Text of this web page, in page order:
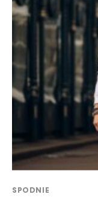
SPODNIE